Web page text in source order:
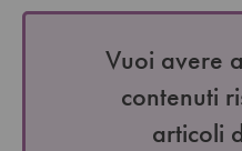
Vuoi avere
contenuti
articoli